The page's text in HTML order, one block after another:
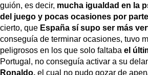
guión, es decir, mucha igualdad en la
del juego y pocas ocasiones por
cierto, que España sí supo ser más
conseguía de terminar ocasiones, tuvo
peligrosos en los que solo faltaba el
Portugal, no conseguía activar a su
Ronaldo, el cual no pudo gozar de